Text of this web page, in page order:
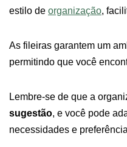
estilo de organização,
As fileiras garantem um
permitindo que você
Lembre-se de que a
sugestão, e você pode
necessidades e